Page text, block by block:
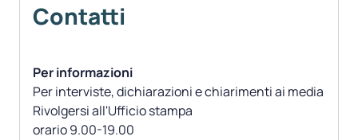
Contatti
Per informazioni
Per interviste, dichiarazioni e chiarimenti ai media
Rivolgersi all'Ufficio stampa
orario 9.00-19.00